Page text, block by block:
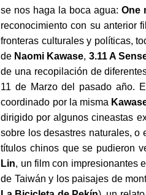
se nos haga la boca agua:One
reconocimiento con su anterior
fronteras culturales y políticas,
de Naomi Kawase, 3.11 A
de una recopilación de
11 de Marzo del pasado año.
coordinado por la misma
dirigido por algunos cineastas
sobre los desastres naturales, o
títulos chinos que se pudieron
Lin, un film con impresionantes
de Taiwán y los paisajes de